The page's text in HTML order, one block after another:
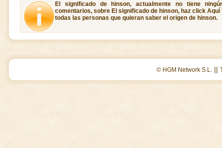
El significado de hinson, actualmente no tiene
comentarios, sobre El significado de hinson, haz click
todas las personas que quieran saber el origen de hinson.
© HGM Network S.L. ||